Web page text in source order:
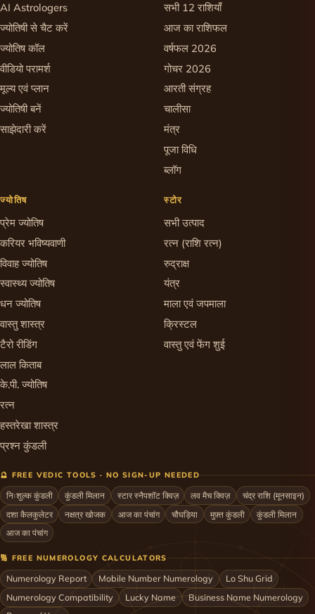
AI Astrologers
ज्योतिषी से चैट करें
ज्योतिष कॉल
वीडियो परामर्श
मूल्य एवं प्लान
ज्योतिषी बनें
साझेदारी करें
सभी 12 राशियाँ
आज का राशिफल
वर्षफल 2026
गोचर 2026
आरती संग्रह
चालीसा
मंत्र
पूजा विधि
ब्लॉग
ज्योतिष
प्रेम ज्योतिष
करियर भविष्यवाणी
विवाह ज्योतिष
स्वास्थ्य ज्योतिष
धन ज्योतिष
वास्तु शास्त्र
टैरो रीडिंग
लाल किताब
के.पी. ज्योतिष
रत्न
हस्तरेखा शास्त्र
प्रश्न कुंडली
स्टोर
सभी उत्पाद
रत्न (राशि रत्न)
रुद्राक्ष
यंत्र
माला एवं जपमाला
क्रिस्टल
वास्तु एवं फेंग शुई
🔮 FREE VEDIC TOOLS · NO SIGN-UP NEEDED
निःशुल्क कुंडली कुंडली मिलान स्टार स्नैपशॉट क्विज़ लव मैच क्विज़
चंद्र राशि (मूनसाइन)
दशा कैलकुलेटर
नक्षत्र खोजक आज का पंचांग चौघड़िया मुफ़्त कुंडली
कुंडली मिलान
आज का पंचांग
🔢 FREE NUMEROLOGY CALCULATORS
Numerology Report Mobile Number Numerology
Lo Shu Grid
Numerology Compatibility
Lucky Name
Business Name Numerology